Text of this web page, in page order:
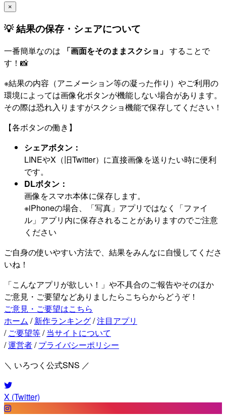
×
💡 結果の保存・シェアについて
一番簡単なのは 「画面をそのままスクショ」 することで
す！📸
※結果の内容（アニメーション等の凝った作り）やご利用の
環境によっては画像化ボタンが機能しない場合があります。
その際は恐れ入りますがスクショ機能で保存してください！
【各ボタンの働き】
シェアボタン：
LINEやX（旧Twitter）に直接画像を送りたい時に便利
です。
DLボタン：
画像をスマホ本体に保存します。
※iPhoneの場合、「写真」アプリではなく「ファイ
ル」アプリ内に保存されることがありますのでご注意
ください
ご自身の使いやすい方法で、結果をみんなに自慢してくださ
いね！
「こんなアプリが欲しい！」や不具合のご報告やそのほか
ご意見・ご要望などありましたらこちらからどうぞ！
ご意見・ご要望はこちら
ホーム / 新作ランキング/注目アプリ
/ ご要望等/ 当サイトについて
/運営者/ プライバシーポリシー
＼ いろつく公式SNS ／
X (Twitter)